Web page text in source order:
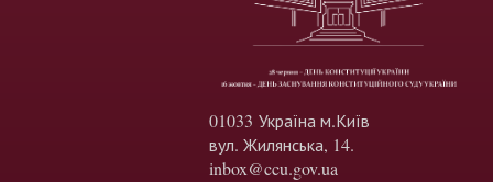
01033 Україна м.Київ
вул. Жилянська, 14.
inbox@ccu.gov.ua